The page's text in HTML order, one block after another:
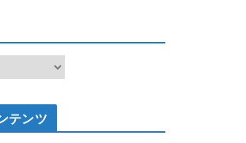
テンツ